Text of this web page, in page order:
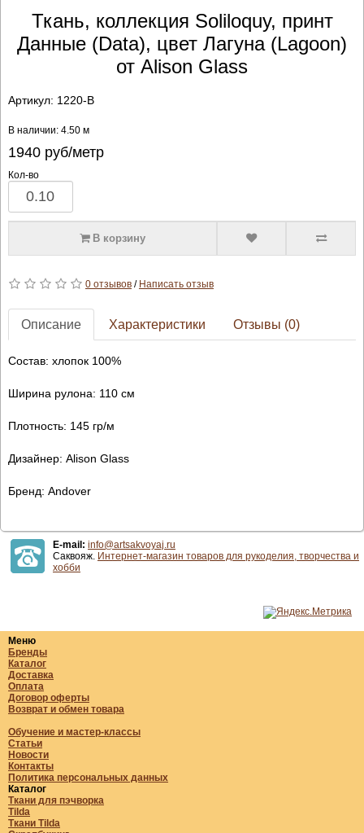
Ткань, коллекция Soliloquy, принт
Данные (Data), цвет Лагуна (Lagoon)
от Alison Glass
Артикул: 1220-B
В наличии: 4.50 м
1940руб/метр
Кол-во
В корзину
0 отзывов/ Написать отзыв
Описание Характеристики Отзывы (0)
Состав: хлопок 100%
Ширина рулона: 110 см
Плотность: 145 гр/м
Дизайнер: Alison Glass
Бренд: Andover
E-mail: info@artsakvoyaj.ru
Саквояж. Интернет-магазин товаров для рукоделия, творчества и
хобби
Меню
Бренды
Каталог
Доставка
Оплата
Договор оферты
Возврат и обмен товара
Обучение и мастер-классы
Статьи
Новости
Контакты
Политика персональных данных
Каталог
Ткани для пэчворка
Tilda
Ткани Tilda